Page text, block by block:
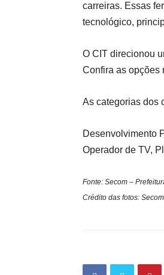
carreiras. Essas
tecnológico,
O CIT direcionou
Confira as opções
As categorias dos
Desenvolvimento
Operador de TV,
Fonte: Secom –
Crédito das fotos: Secom